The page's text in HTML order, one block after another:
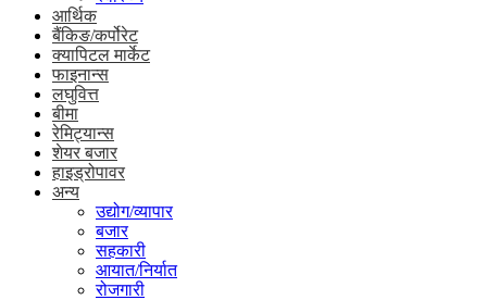
आर्थिक
बैंकिङ/कर्पोरेट
क्यापिटल मार्केट
फाइनान्स
लघुवित्त
बीमा
रेमिट्यान्स
शेयर बजार
हाइड्रोपावर
अन्य
उद्योग/व्यापार
बजार
सहकारी
आयात/निर्यात
रोजगारी